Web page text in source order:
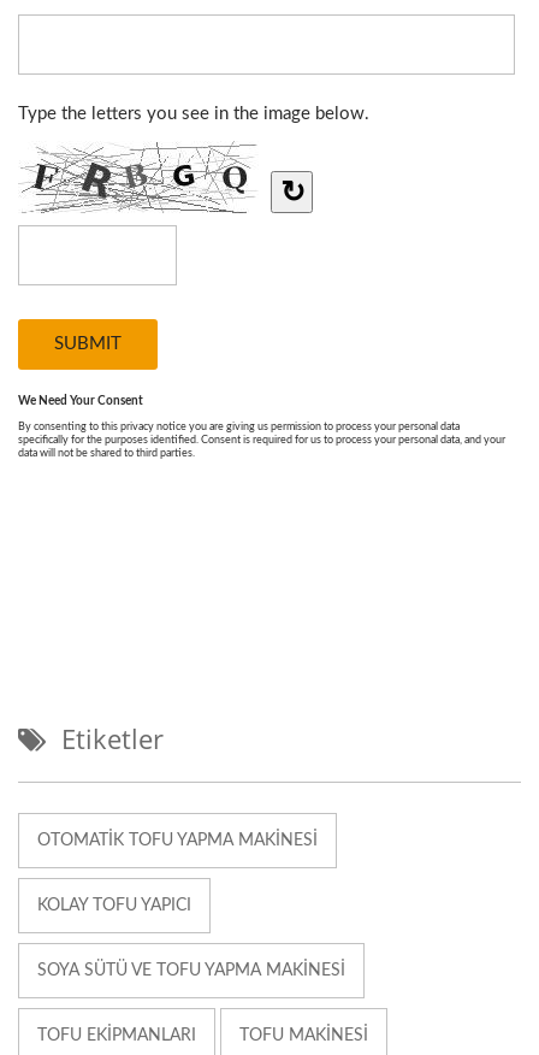
Etiketler
OTOMATIK TOFU YAPMA MAKINESI
KOLAY TOFU YAPICI
SOYA SÜTÜ VE TOFU YAPMA MAKINESI
TOFU EKIPMANLARI TOFU MAKINESI